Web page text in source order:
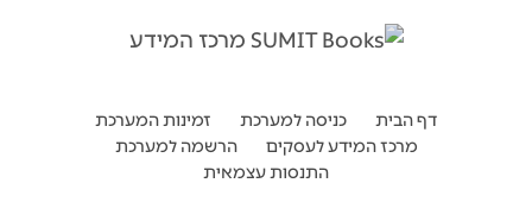
דף הבית כניסה למערכת
זמינות המערכת
מרכז המידע לעסקים
הרשמה למערכת
התנסות עצמאית